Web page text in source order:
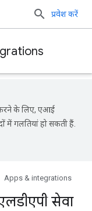
प्रवेश करें
के लिए, एआई
में गलतियां हो सकती हैं.
Apps & integrations
सेवा